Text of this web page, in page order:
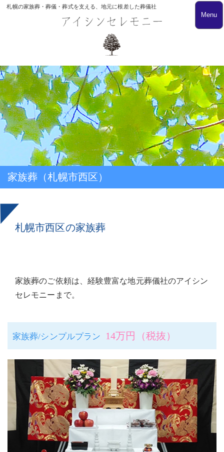
札幌の家族葬・葬儀・葬式を支える、地元に根差した葬儀社
Menu
家族葬（札幌市西区）
札幌市西区の家族葬
家族葬のご依頼は、経験豊富な地元葬儀社のアイシン
セレモニーまで。
家族葬/シンプルプラン 14万円（税抜）